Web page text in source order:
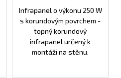
Infrapanel o výkonu 250 W
s korundovým povrchem -
topný korundový
infrapanel určený k
montáži na stěnu.